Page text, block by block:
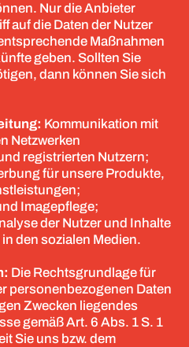
Nur die Anbieter
auf die Daten der Nutzer
Maßnahmen
geben. Sollten Sie
dann können Sie sich
Kommunikation mit
Netzwerken
registrierten Nutzern;
für unsere Produkte,
Imagepflege;
der Nutzer und Inhalte
den sozialen Medien.
Die Rechtsgrundlage für
personenbezogenen Daten
Zwecken liegendes
gemäß Art. 6 Abs. 1 S. 1
Sie uns bzw. dem